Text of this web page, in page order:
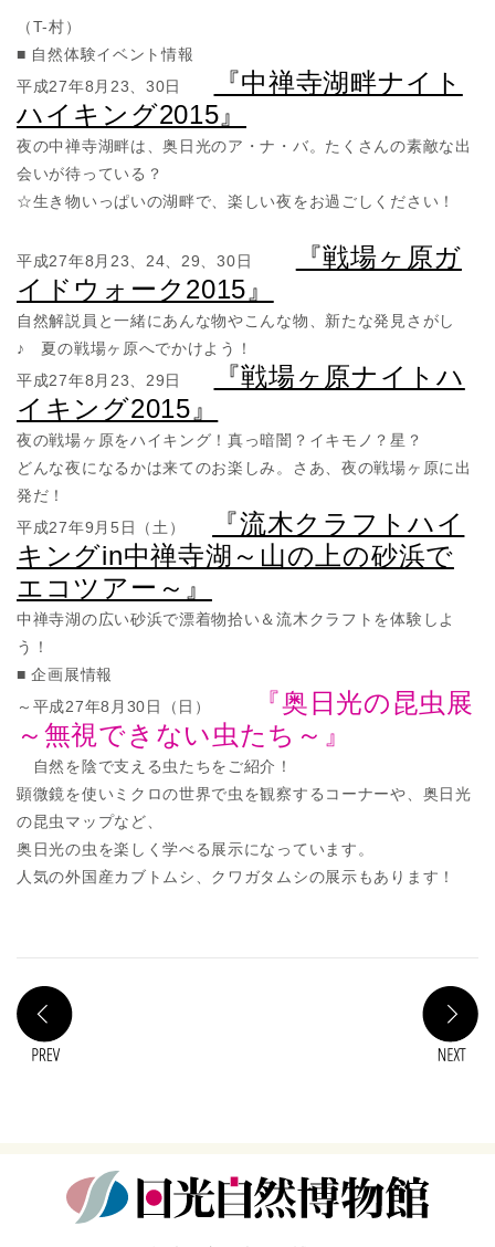
（T-村）
■ 自然体験イベント情報
平成27年8月23、30日
『中禅寺湖畔ナイト
ハイキング2015』
夜の中禅寺湖畔は、奥日光のア・ナ・バ。たくさんの素敵な出
会いが待っている？
☆生き物いっぱいの湖畔で、楽しい夜をお過ごしください！
平成27年8月23、24、29、30日
『戦場ヶ原ガ
イドウォーク2015』
自然解説員と一緒にあんな物やこんな物、新たな発見さがし
♪ 夏の戦場ヶ原へでかけよう！
平成27年8月23、29日
『戦場ヶ原ナイトハ
イキング2015』
夜の戦場ヶ原をハイキング！真っ暗闇？イキモノ？星？
どんな夜になるかは来てのお楽しみ。さあ、夜の戦場ヶ原に出
発だ！
平成27年9月5日（土）
『流木クラフトハイ
キングin中禅寺湖～山の上の砂浜で
エコツアー～』
中禅寺湖の広い砂浜で漂着物拾い＆流木クラフトを体験しよ
う！
■ 企画展情報
～平成27年8月30日（日）
『奥日光の昆虫展
～無視できない虫たち～』
自然を陰で支える虫たちをご紹介！
顕微鏡を使いミクロの世界で虫を観察するコーナーや、奥日光
の昆虫マップなど、
奥日光の虫を楽しく学べる展示になっています。
人気の外国産カブトムシ、クワガタムシの展示もあります！